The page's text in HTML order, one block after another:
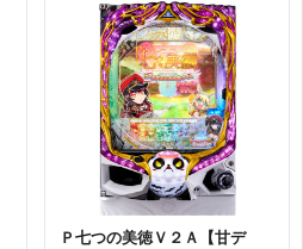
Ｐ七つの美徳Ｖ２Ａ【甘デ